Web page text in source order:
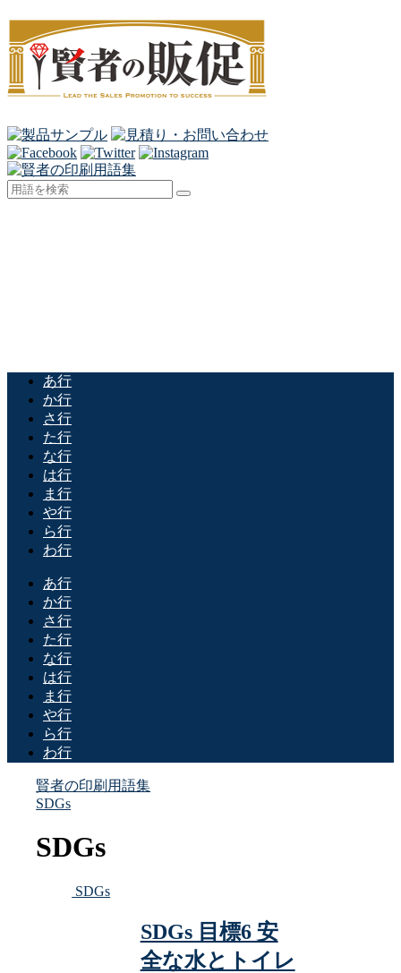
あ行
か行
さ行
た行
な行
は行
ま行
や行
ら行
わ行
あ行
か行
さ行
た行
な行
は行
ま行
や行
ら行
わ行
賢者の印刷用語集
SDGs
SDGs
SDGs
SDGs 目標6 安
全な水とトイレ